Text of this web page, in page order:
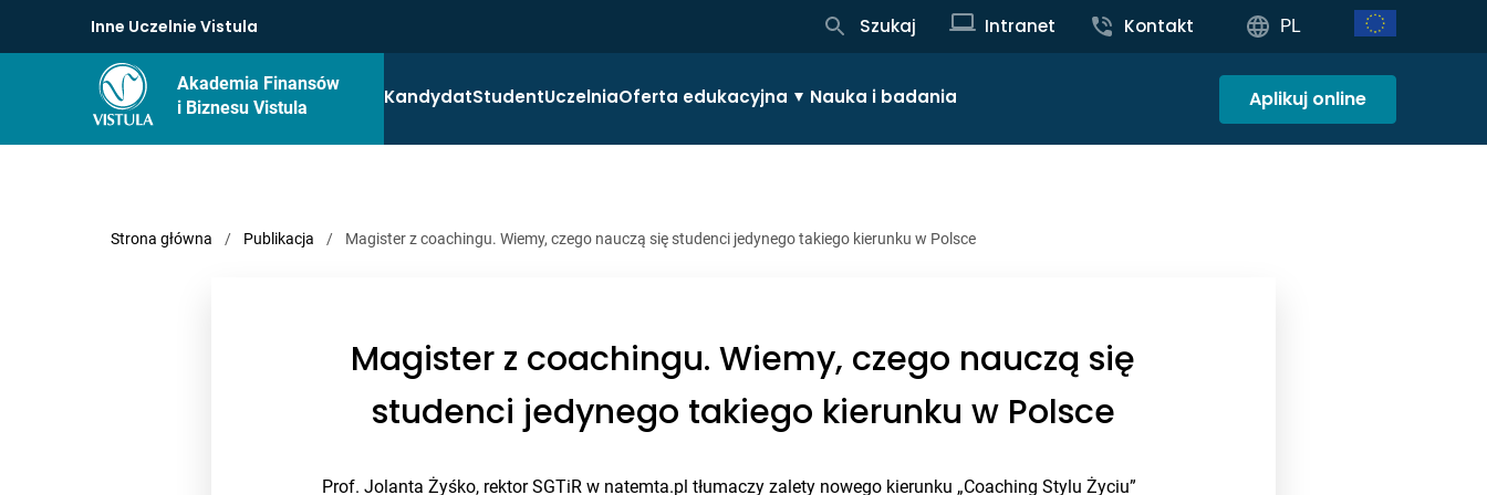
Inne Uczelnie Vistula Szukaj Intranet Kontakt PL
Akademia Finansów
i Biznesu Vistula
KandydatStudentUczelniaOferta edukacyjna Nauka i badania Aplikuj online
Strona główna / Publikacja / Magister z coachingu. Wiemy, czego nauczą się studenci jedynego takiego kierunku w Polsce
Magister z coachingu. Wiemy, czego nauczą się
studenci jedynego takiego kierunku w Polsce
Prof. Jolanta Żyśko, rektor SGTiR w natemta.pl tłumaczy zalety nowego kierunku „Coaching Stylu Życiu”